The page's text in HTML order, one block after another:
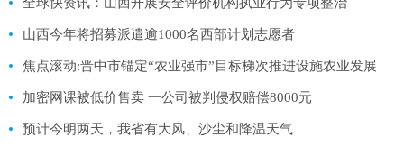
山西今年将招募派遣逾1000名西部计划志愿者
焦点滚动:晋中市锚定“农业强市”目标梯次推进设施农业发展
加密网课被低价售卖 一公司被判侵权赔偿8000元
预计今明两天，我省有大风、沙尘和降温天气